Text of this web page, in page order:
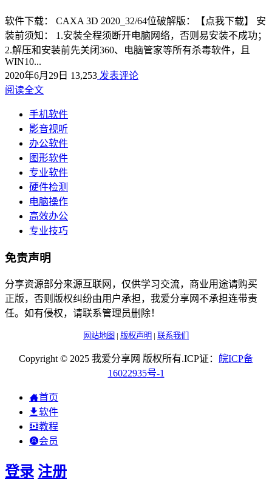
软件下载： CAXA 3D 2020_32/64位破解版：【点我下载】 安
装前须知： 1.安装全程须断开电脑网络，否则易安装不成功；
2.解压和安装前先关闭360、电脑管家等所有杀毒软件，且
WIN10...
2020年6月29日 13,253 发表评论
阅读全文
手机软件
影音视听
办公软件
图形软件
专业软件
硬件检测
电脑操作
高效办公
专业技巧
免责声明
分享资源部分来源互联网，仅供学习交流，商业用途请购买
正版，否则版权纠纷由用户承担，我爱分享网不承担连带责
任。如有侵权，请联系管理员删除！
网站地图 | 版权声明 | 联系我们
Copyright © 2025 我爱分享网 版权所有.ICP证： 皖ICP备
16022935号-1
首页
软件
教程
会员
登录 注册